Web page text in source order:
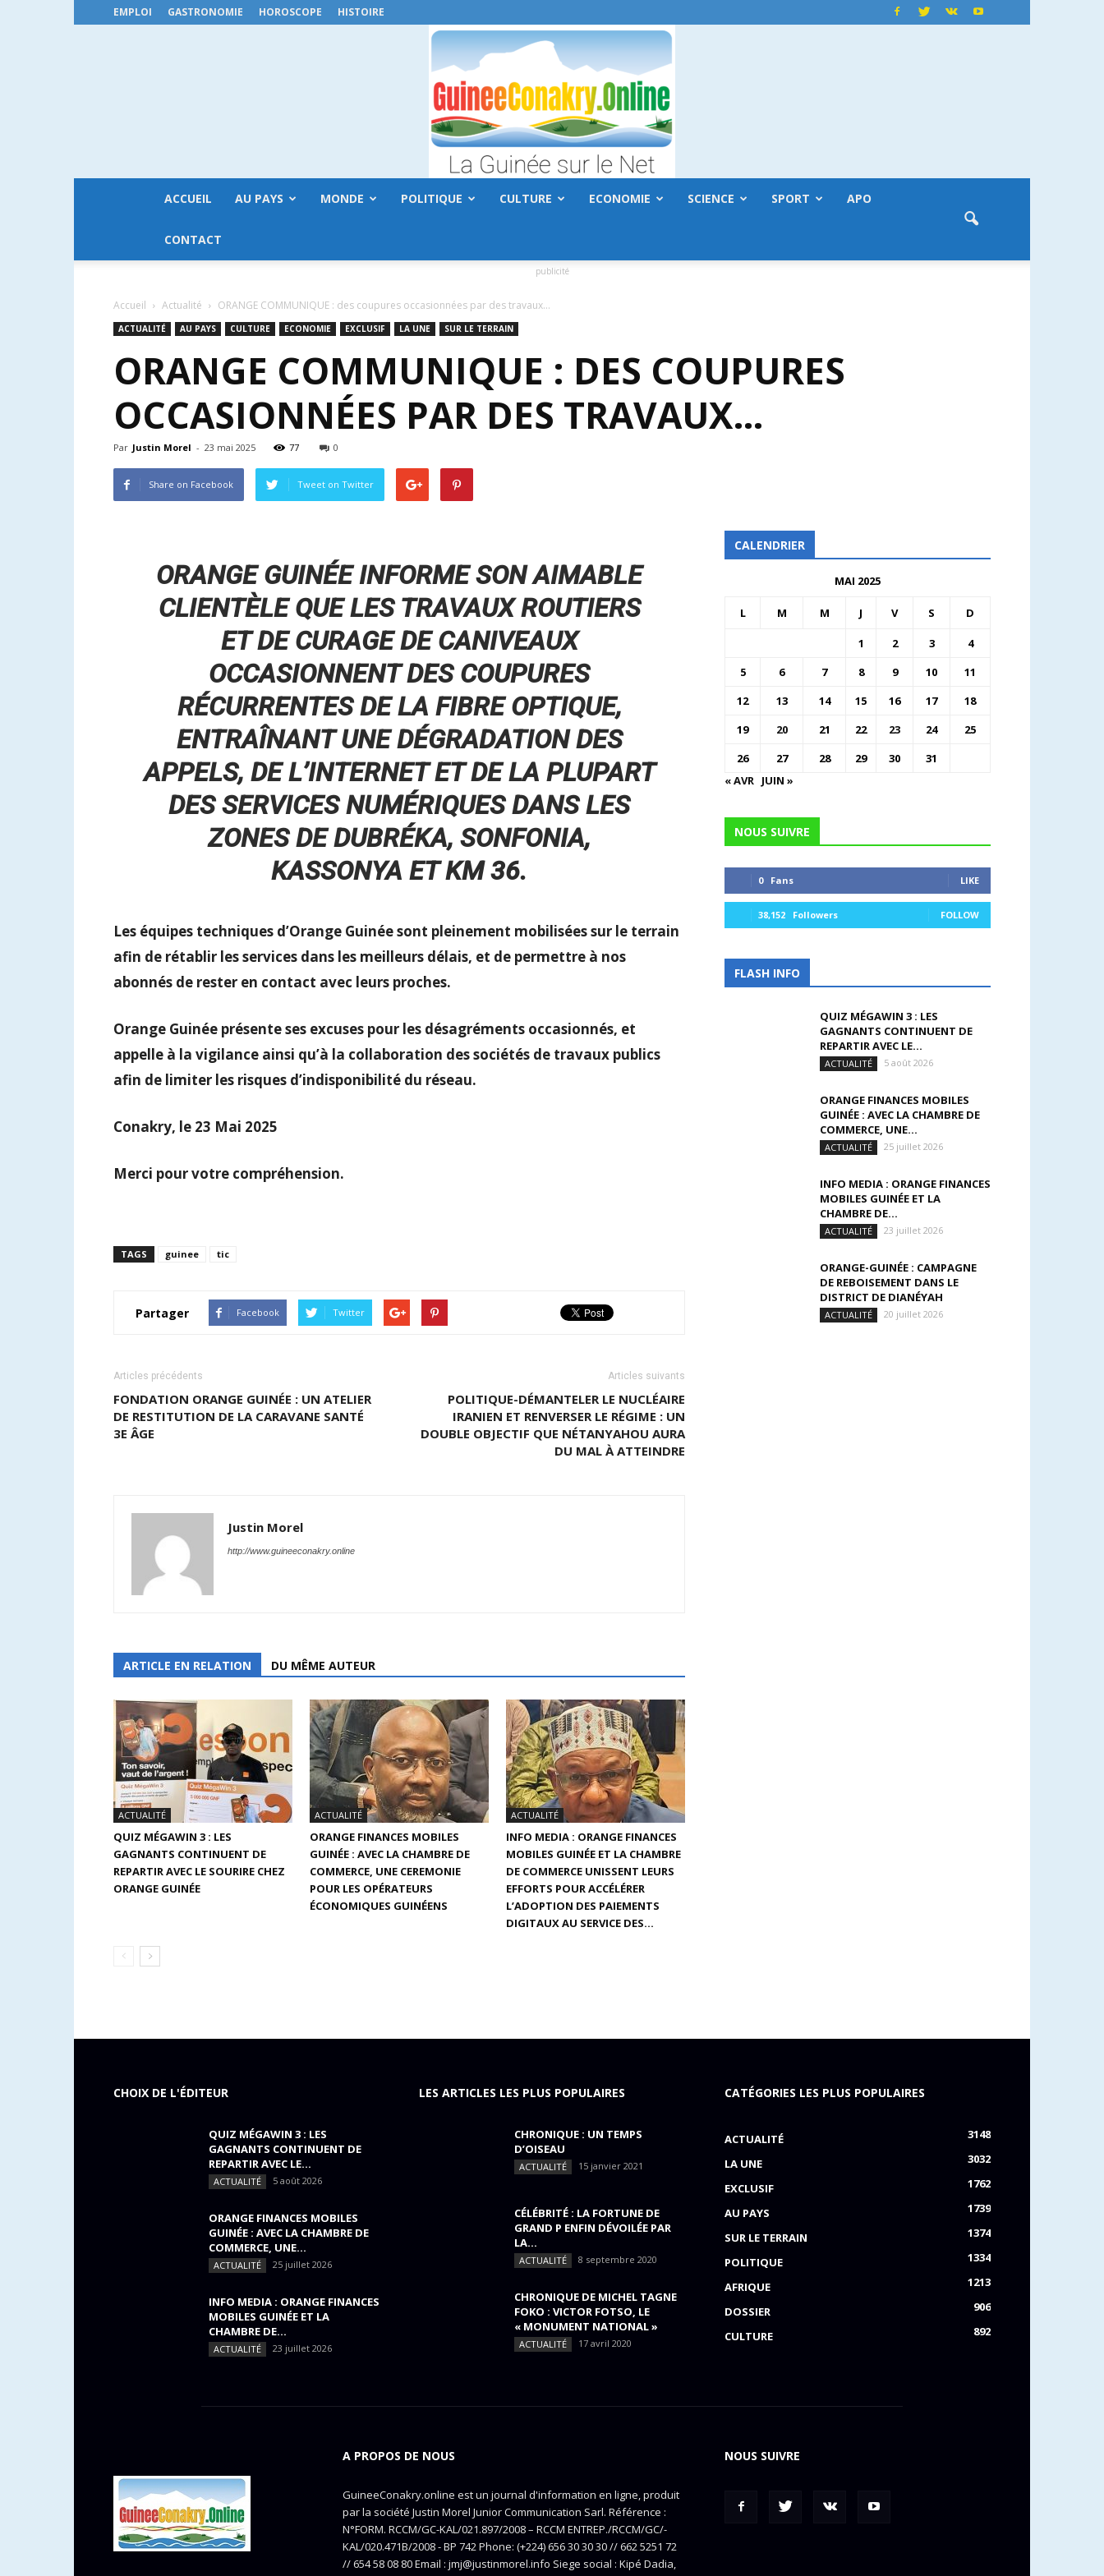
EMPLOI GASTRONOMIE HOROSCOPE HISTOIRE
ACCUEIL AU PAYS MONDE POLITIQUE CULTURE ECONOMIE SCIENCE SPORT APO
CONTACT
publicité
Accueil Actualité ORANGE COMMUNIQUE : des coupures occasionnées par des travaux…
ACTUALITÉ AU PAYS CULTURE ECONOMIE EXCLUSIF LA UNE SUR LE TERRAIN
ORANGE COMMUNIQUE : DES COUPURES
OCCASIONNÉES PAR DES TRAVAUX…
Par Justin Morel - 23 mai 2025 77 0
Share on Facebook Tweet on Twitter
ORANGE GUINÉE INFORME SON AIMABLE
CLIENTÈLE QUE LES TRAVAUX ROUTIERS
ET DE CURAGE DE CANIVEAUX
OCCASIONNENT DES COUPURES
RÉCURRENTES DE LA FIBRE OPTIQUE,
ENTRAÎNANT UNE DÉGRADATION DES
APPELS, DE L’INTERNET ET DE LA PLUPART
DES SERVICES NUMÉRIQUES DANS LES
ZONES DE DUBRÉKA, SONFONIA,
KASSONYA ET KM 36.
Les équipes techniques d’Orange Guinée sont pleinement mobilisées sur le terrain
afin de rétablir les services dans les meilleurs délais, et de permettre à nos
abonnés de rester en contact avec leurs proches.
Orange Guinée présente ses excuses pour les désagréments occasionnés, et
appelle à la vigilance ainsi qu’à la collaboration des sociétés de travaux publics
afin de limiter les risques d’indisponibilité du réseau.
Conakry, le 23 Mai 2025
Merci pour votre compréhension.
TAGS guinee tic
Partager Facebook Twitter
Articles précédents
FONDATION ORANGE GUINÉE : UN ATELIER
DE RESTITUTION DE LA CARAVANE SANTÉ
3E ÂGE
Articles suivants
POLITIQUE-DÉMANTELER LE NUCLÉAIRE
IRANIEN ET RENVERSER LE RÉGIME : UN
DOUBLE OBJECTIF QUE NÉTANYAHOU AURA
DU MAL À ATTEINDRE
Justin Morel
http://www.guineeconakry.online
ARTICLE EN RELATION DU MÊME AUTEUR
ACTUALITÉ
QUIZ MÉGAWIN 3 : LES
GAGNANTS CONTINUENT DE
REPARTIR AVEC LE SOURIRE CHEZ
ORANGE GUINÉE
ACTUALITÉ
ORANGE FINANCES MOBILES
GUINÉE : AVEC LA CHAMBRE DE
COMMERCE, UNE CEREMONIE
POUR LES OPÉRATEURS
ÉCONOMIQUES GUINÉENS
ACTUALITÉ
INFO MEDIA : ORANGE FINANCES
MOBILES GUINÉE ET LA CHAMBRE
DE COMMERCE UNISSENT LEURS
EFFORTS POUR ACCÉLÉRER
L’ADOPTION DES PAIEMENTS
DIGITAUX AU SERVICE DES...
CALENDRIER
MAI 2025
L M M J V S D
1 2 3
4
5
6 7 8 9 10
11
12
13 14 15 16 17
18
19
20 21 22 23 24
25
26
27 28 29 30
31
« AVR JUIN »
NOUS SUIVRE
0 Fans LIKE
38,152 Followers FOLLOW
FLASH INFO
QUIZ MÉGAWIN 3 : LES
GAGNANTS CONTINUENT DE
REPARTIR AVEC LE...
ACTUALITÉ 5 août 2026
ORANGE FINANCES MOBILES
GUINÉE : AVEC LA CHAMBRE DE
COMMERCE, UNE...
ACTUALITÉ 25 juillet 2026
INFO MEDIA : ORANGE FINANCES
MOBILES GUINÉE ET LA
CHAMBRE DE...
ACTUALITÉ 23 juillet 2026
ORANGE-GUINÉE : CAMPAGNE
DE REBOISEMENT DANS LE
DISTRICT DE DIANÉYAH
ACTUALITÉ 20 juillet 2026
CHOIX DE L'ÉDITEUR
QUIZ MÉGAWIN 3 : LES
GAGNANTS CONTINUENT DE
REPARTIR AVEC LE...
ACTUALITÉ 5 août 2026
ORANGE FINANCES MOBILES
GUINÉE : AVEC LA CHAMBRE DE
COMMERCE, UNE...
ACTUALITÉ 25 juillet 2026
INFO MEDIA : ORANGE FINANCES
MOBILES GUINÉE ET LA
CHAMBRE DE...
ACTUALITÉ 23 juillet 2026
LES ARTICLES LES PLUS POPULAIRES
CHRONIQUE : UN TEMPS
D’OISEAU
ACTUALITÉ 15 janvier 2021
CÉLÉBRITÉ : LA FORTUNE DE
GRAND P ENFIN DÉVOILÉE PAR
LA...
ACTUALITÉ 8 septembre 2020
CHRONIQUE DE MICHEL TAGNE
FOKO : VICTOR FOTSO, LE
« MONUMENT NATIONAL »
ACTUALITÉ 17 avril 2020
CATÉGORIES LES PLUS POPULAIRES
ACTUALITÉ
3148
LA UNE
3032
EXCLUSIF
1762
AU PAYS
1739
SUR LE TERRAIN
1374
POLITIQUE
1334
AFRIQUE
1213
DOSSIER
906
CULTURE
892
A PROPOS DE NOUS
GuineeConakry.online est un journal d'information en ligne, produit
par la société Justin Morel Junior Communication Sarl. Référence :
N°FORM. RCCM/GC-KAL/021.897/2008 – RCCM ENTREP./RCCM/GC/-
KAL/020.471B/2008 - BP 742 Phone: (+224) 656 30 30 30 // 662 5251 72
// 654 58 08 80 Email : jmj@justinmorel.info Siege social : Kipé Dadia,
NOUS SUIVRE